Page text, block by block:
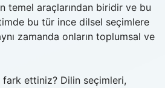
temel araçlarından biridir ve bu
bu tür ince dilsel seçimlere
zamanda onların toplumsal ve
ettiniz? Dilin seçimleri,